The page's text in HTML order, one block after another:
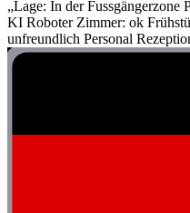
„Lage: In der Fussgängerzone
KI Roboter Zimmer: ok
unfreundlich Personal